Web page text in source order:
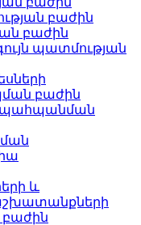
բաժին
բաժին
պատմության
բաժին
պահպանման
և